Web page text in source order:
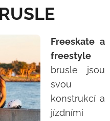
Freeskate a
freestyle
brusle jsou
svou
konstrukcí a
jízdními